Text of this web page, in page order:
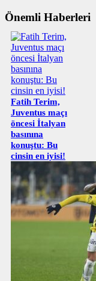
Önemli Haberleri
Fatih Terim,
Juventus maçı
öncesi İtalyan
basınına
konuştu: Bu
cinsin en iyisi!